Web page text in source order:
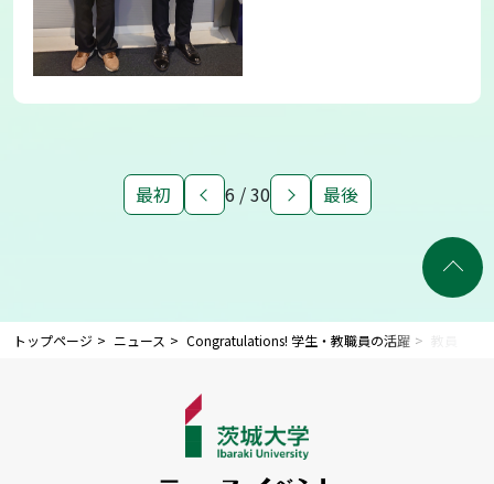
最初 6 / 30 最後
トップページ ニュース Congratulations! 学生・教職員の活躍